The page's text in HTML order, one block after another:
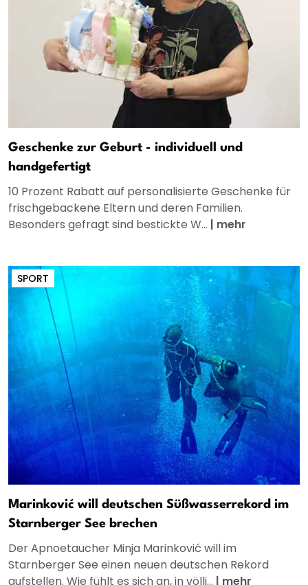
Geschenke zur Geburt - individuell und
handgefertigt
10 Prozent Rabatt auf personalisierte Geschenke für
frischgebackene Eltern und deren Familien.
Besonders gefragt sind bestickte W... | mehr
SPORT
Marinković will deutschen Süßwasserrekord im
Starnberger See brechen
Der Apnoetaucher Minja Marinković will im
Starnberger See einen neuen deutschen Rekord
aufstellen. Wie fühlt es sich an, in völli... | mehr